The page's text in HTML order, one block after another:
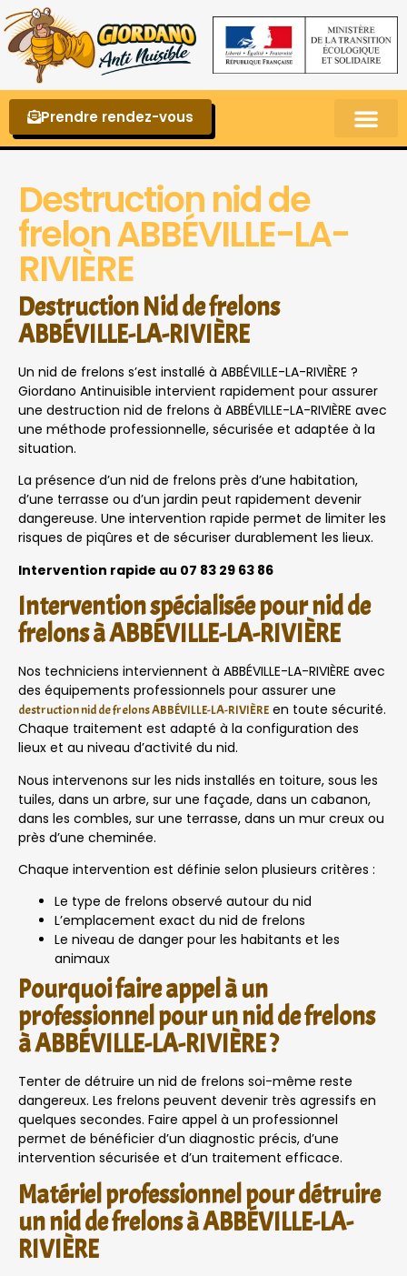
Prendre rendez-vous
Destruction nid de
frelon ABBÉVILLE-LA-
RIVIÈRE
Destruction Nid de frelons
ABBÉVILLE-LA-RIVIÈRE
Un nid de frelons s’est installé à ABBÉVILLE-LA-RIVIÈRE ?
Giordano Antinuisible intervient rapidement pour assurer
une destruction nid de frelons à ABBÉVILLE-LA-RIVIÈRE avec
une méthode professionnelle, sécurisée et adaptée à la
situation.
La présence d’un nid de frelons près d’une habitation,
d’une terrasse ou d’un jardin peut rapidement devenir
dangereuse. Une intervention rapide permet de limiter les
risques de piqûres et de sécuriser durablement les lieux.
Intervention rapide au 07 83 29 63 86
Intervention spécialisée pour nid de
frelons à ABBÉVILLE-LA-RIVIÈRE
Nos techniciens interviennent à ABBÉVILLE-LA-RIVIÈRE avec
des équipements professionnels pour assurer une
destruction nid de frelons ABBÉVILLE-LA-RIVIÈRE en toute sécurité.
Chaque traitement est adapté à la configuration des
lieux et au niveau d’activité du nid.
Nous intervenons sur les nids installés en toiture, sous les
tuiles, dans un arbre, sur une façade, dans un cabanon,
dans les combles, sur une terrasse, dans un mur creux ou
près d’une cheminée.
Chaque intervention est définie selon plusieurs critères :
Le type de frelons observé autour du nid
L’emplacement exact du nid de frelons
Le niveau de danger pour les habitants et les
animaux
Pourquoi faire appel à un
professionnel pour un nid de frelons
à ABBÉVILLE-LA-RIVIÈRE ?
Tenter de détruire un nid de frelons soi-même reste
dangereux. Les frelons peuvent devenir très agressifs en
quelques secondes. Faire appel à un professionnel
permet de bénéficier d’un diagnostic précis, d’une
intervention sécurisée et d’un traitement efficace.
Matériel professionnel pour détruire
un nid de frelons à ABBÉVILLE-LA-
RIVIÈRE